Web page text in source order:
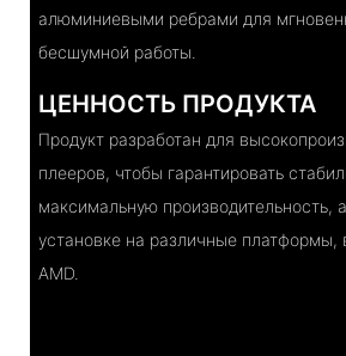
алюминиевыми ребрами для
бесшумной работы.
ЦЕННОСТЬ ПРОДУКТА
Продукт разработан для
плееров, чтобы гарантировать
максимальную производительность,
установке на различные платформы,
AMD.